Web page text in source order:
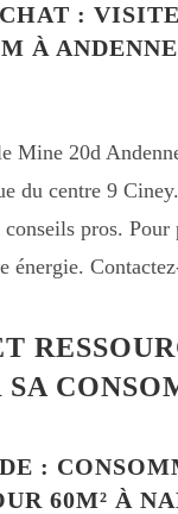
:
À
Mine 20d
du centre 9
pros.
énergie.
:
60M² À